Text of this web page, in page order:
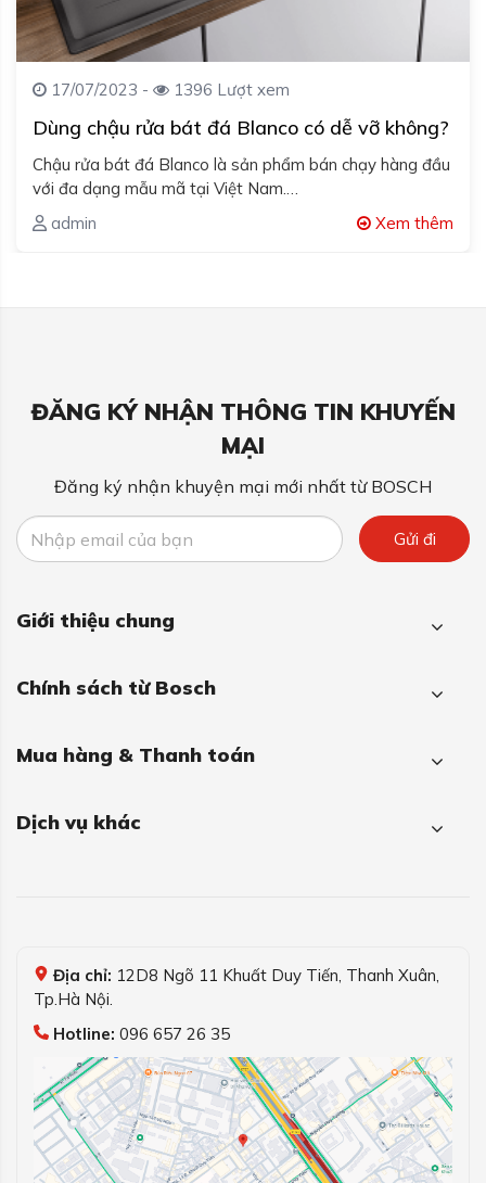
17/07/2023 - 1396 Lượt xem
Dùng chậu rửa bát đá Blanco có dễ vỡ không?
Chậu rửa bát đá Blanco là sản phẩm bán chạy hàng đầu
với đa dạng mẫu mã tại Việt Nam.…
admin
Xem thêm
ĐĂNG KÝ NHẬN THÔNG TIN KHUYẾN
MẠI
Đăng ký nhận khuyện mại mới nhất từ BOSCH
Gửi đi
Giới thiệu chung
Chính sách từ Bosch
Mua hàng & Thanh toán
Dịch vụ khác
Địa chỉ: 12D8 Ngõ 11 Khuất Duy Tiến, Thanh Xuân,
Tp.Hà Nội.
Hotline: 096 657 26 35